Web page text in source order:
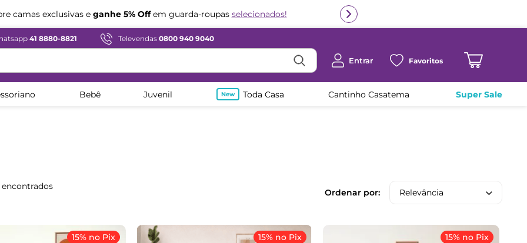
Compre em ate 12x sem juros
41 8880-8821 Televendas 0800 940 9040
Entrar Favoritos
Bebê Juvenil Toda Casa Cantinho Casatema Super Sale
Relevância
15% no Pix 15% no Pix 15% no Pix